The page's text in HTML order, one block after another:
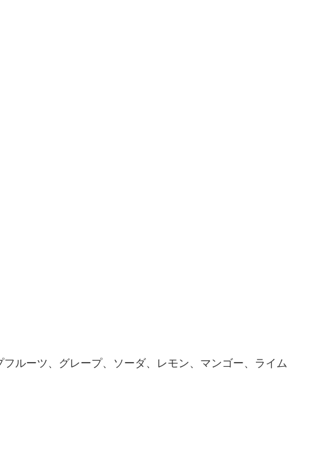
ルーツ、グレープ、ソーダ、レモン、マンゴー、ライム